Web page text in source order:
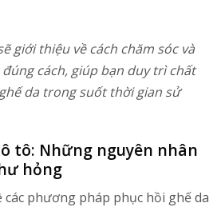
giới thiệu về cách chăm sóc và
cách, giúp bạn duy trì chất
da trong suốt thời gian sử
tô: Những nguyên nhân
hỏng
phương pháp phục hồi ghế da